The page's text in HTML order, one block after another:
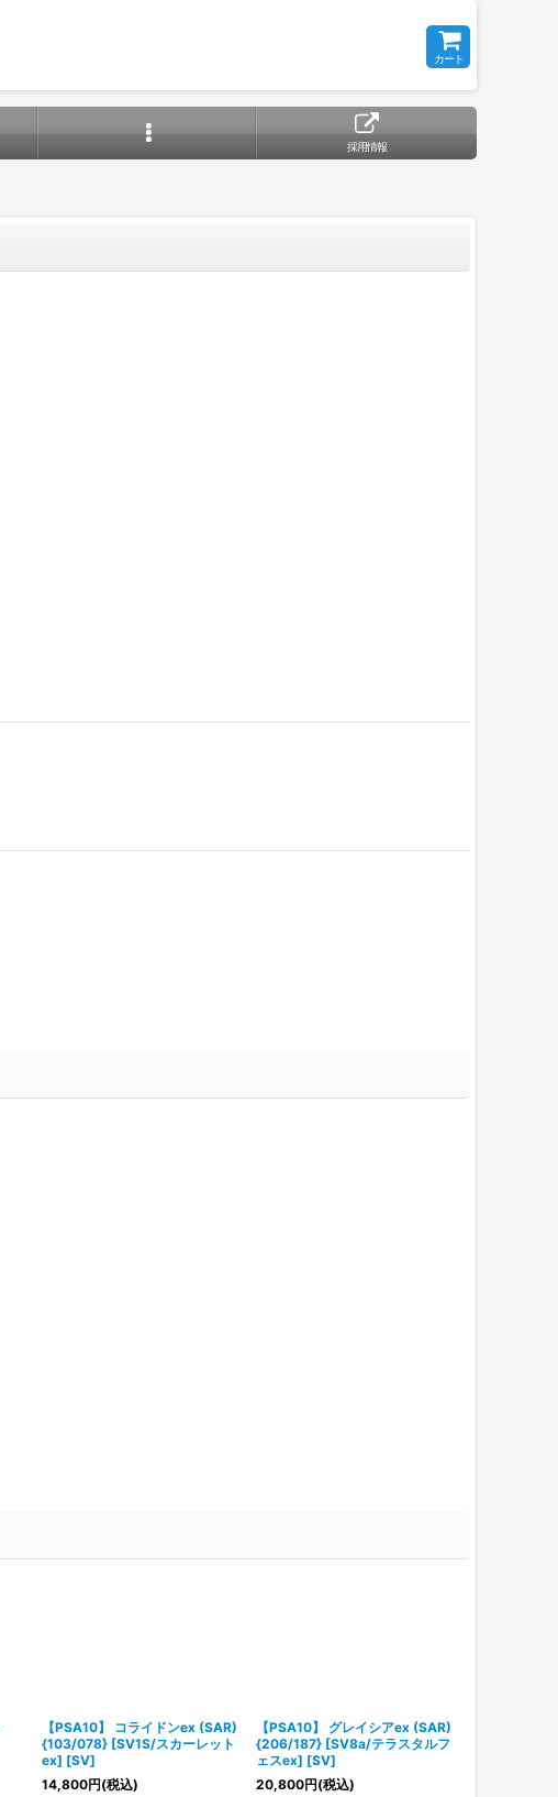
カート
採用情報
【PSA10】 コライドンex (SAR)
{103/078} [SV1S/スカーレット
ex] [SV]
14,800円(税込)
【PSA10】 グレイシアex (SAR)
{206/187} [SV8a/テラスタルフ
ェスex] [SV]
20,800円(税込)